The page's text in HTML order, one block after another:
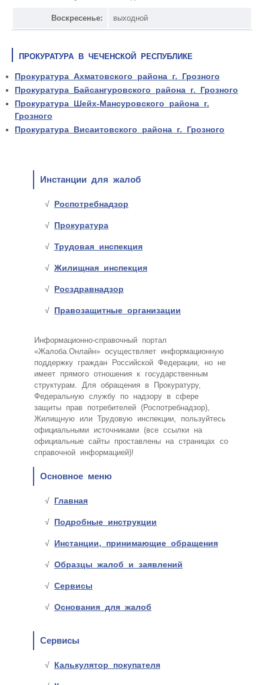
Воскресенье: выходной
ПРОКУРАТУРА В ЧЕЧЕНСКОЙ РЕСПУБЛИКЕ
Прокуратура Ахматовского района г. Грозного
Прокуратура Байсангуровского района г. Грозного
Прокуратура Шейх-Мансуровского района г.
Грозного
Прокуратура Висаитовского района г. Грозного
Инстанции для жалоб
Роспотребнадзор
Прокуратура
Трудовая инспекция
Жилищная инспекция
Росздравнадзор
Правозащитные организации
Информационно-справочный портал
«Жалоба.Онлайн» осуществляет информационную
поддержку граждан Российской Федерации, но не
имеет прямого отношения к государственным
структурам. Для обращения в Прокуратуру,
Федеральную службу по надзору в сфере
защиты прав потребителей (Роспотребнадзор),
Жилищную или Трудовую инспекции, пользуйтесь
официальными источниками (все ссылки на
официальные сайты проставлены на страницах со
справочной информацией)!
Основное меню
Главная
Подробные инструкции
Инстанции, принимающие обращения
Образцы жалоб и заявлений
Сервисы
Основания для жалоб
Сервисы
Калькулятор покупателя